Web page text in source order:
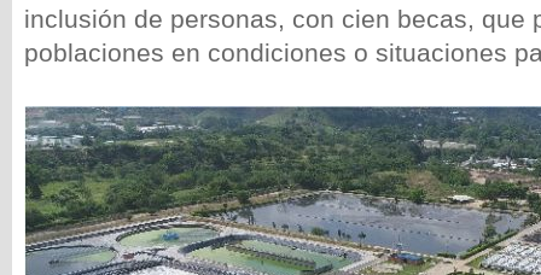
inclusión de personas, con cien becas, que
poblaciones en condiciones o situaciones